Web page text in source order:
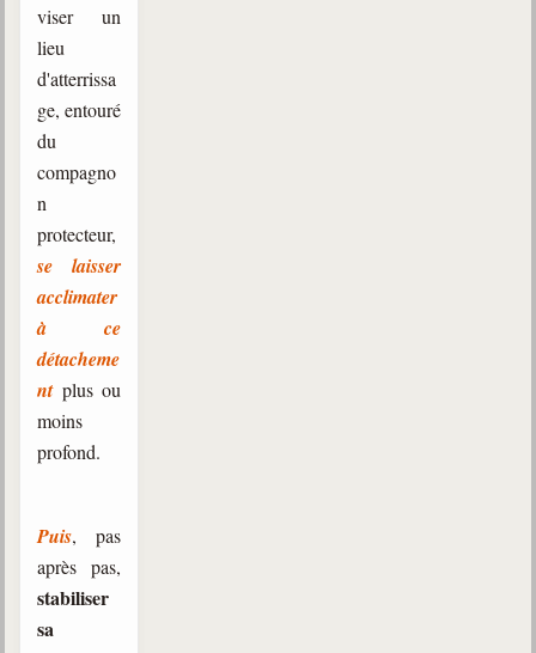
viser un
lieu
d'atterrissa
ge, entouré
du
compagno
n
protecteur,
se laisser
acclimater
à ce
détacheme
nt plus ou
moins
profond.
Puis, pas
après pas,
stabiliser
sa